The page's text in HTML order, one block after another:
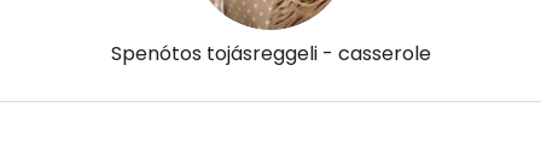
Spenótos tojásreggeli - casserole